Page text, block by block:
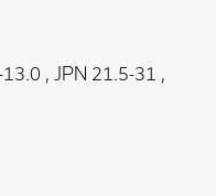
, JPN 21.5-31 ,